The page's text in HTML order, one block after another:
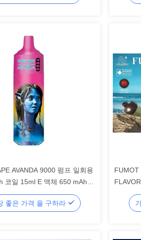
AVANDA 9000 펌프 일회용
코일 15ml E 액체 650 mAh
레모네드
좋은 가격 을 구하라
FUMOT